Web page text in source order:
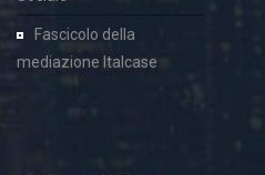
Fascicolo della
mediazione Italcase